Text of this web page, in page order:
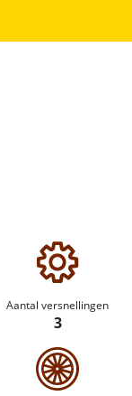
Aantal versnellingen
3